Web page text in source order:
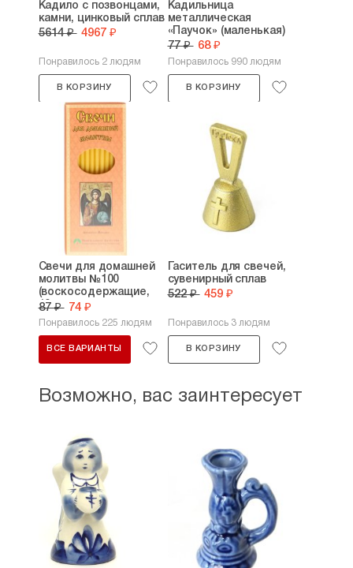
Кадило с позвонцами,
камни, цинковый сплав
5614 ₽ 4967 ₽
Понравилось 2 людям
В КОРЗИНУ
Кадильница
металлическая
«Паучок» (маленькая)
77 ₽ 68 ₽
Понравилось 990 людям
В КОРЗИНУ
Свечи для домашней
молитвы №100
(воскосодержащие,
12...
87 ₽ 74 ₽
Понравилось 225 людям
ВСЕ ВАРИАНТЫ
Гаситель для свечей,
сувенирный сплав
522 ₽ 459 ₽
Понравилось 3 людям
В КОРЗИНУ
Возможно, вас заинтересует